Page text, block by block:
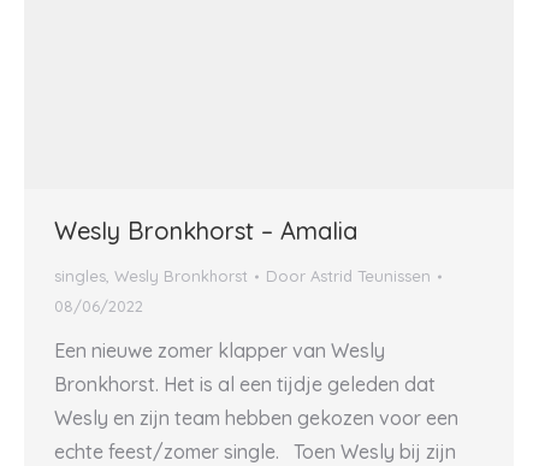
Wesly Bronkhorst – Amalia
singles Wesly Bronkhorst Door Astrid Teunissen
08/06/2022
Een nieuwe zomer klapper van Wesly
Bronkhorst. Het is al een tijdje geleden dat
Wesly en zijn team hebben gekozen voor een
echte feest/zomer single. Toen Wesly bij zijn